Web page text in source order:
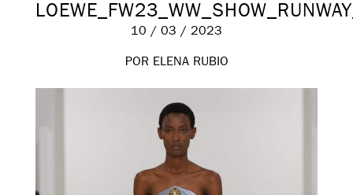
10 / 03 / 2023
POR ELENA RUBIO